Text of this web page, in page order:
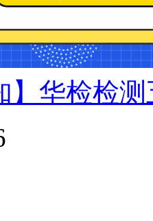
】华检检